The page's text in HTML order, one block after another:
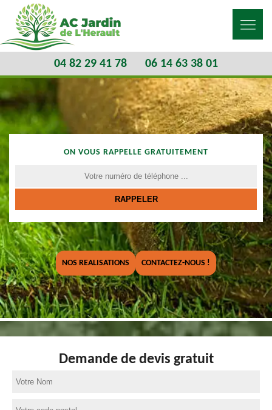
04 82 29 41 78 06 14 63 38 01
ON VOUS RAPPELLE GRATUITEMENT
NOS REALISATIONS CONTACTEZ-NOUS !
Demande de devis gratuit